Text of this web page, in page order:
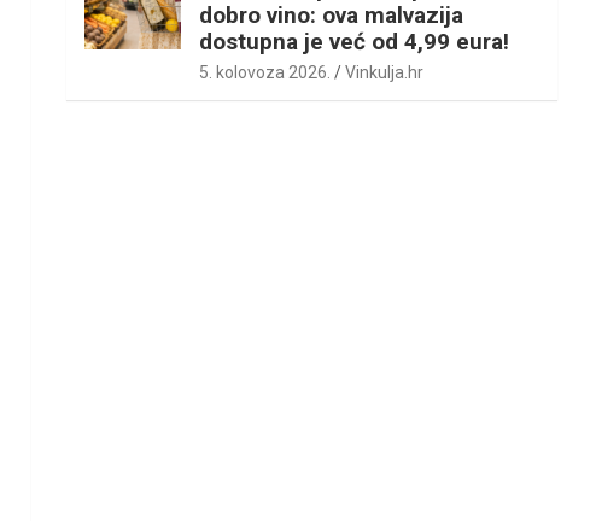
dobro vino: ova malvazija
dostupna je već od 4,99 eura!
5. kolovoza 2026. Vinkulja.hr